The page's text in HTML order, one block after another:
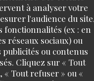
à analyser votre
l'audience du
fonctionnalités (ex : en
réseaux sociaux) ou
ou contenus
Cliquez sur « Tout
« Tout refuser » ou «
bel emplacement, peu d attente,
retour ! Savoir que
des Champs et que
une vraie fierté pour